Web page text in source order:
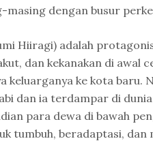
masing dengan busur
Hiiragi) adalah
dan kekanakan di awal
keluarganya ke kota baru.
dan ia terdampar di
para dewa di bawah
tumbuh, beradaptasi,